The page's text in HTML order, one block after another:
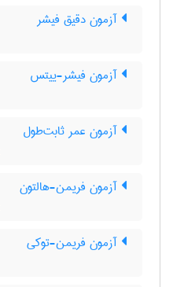
آزمون دقیق فیشر
آزمون فیشر-ییتس
آزمون عمر ثابت‌طول
آزمون فریمن-هالتون
آزمون فریمن-توکی